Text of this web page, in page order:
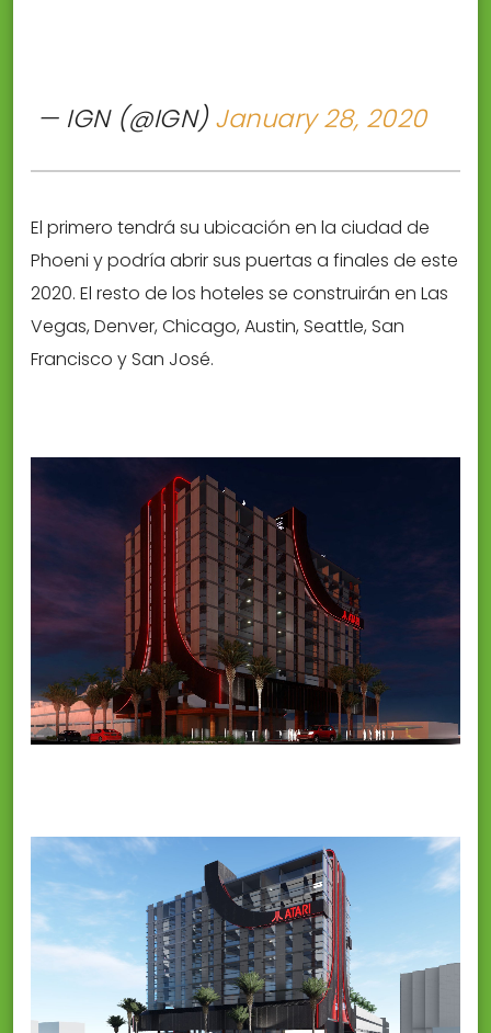
— IGN (@IGN)January 28, 2020
El primero tendrá su ubicación en la ciudad de
Phoeni y podría abrir sus puertas a finales de este
2020. El resto de los hoteles se construirán en Las
Vegas, Denver, Chicago, Austin, Seattle, San
Francisco y San José.